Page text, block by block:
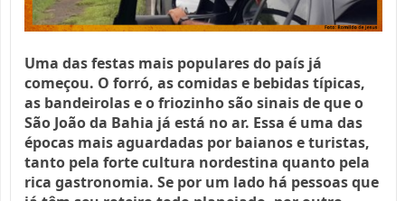
Uma das festas mais populares do país já
começou. O forró, as comidas e bebidas típicas,
as bandeirolas e o friozinho são sinais de que o
São João da Bahia já está no ar. Essa é uma das
épocas mais aguardadas por baianos e turistas,
tanto pela forte cultura nordestina quanto pela
rica gastronomia. Se por um lado há pessoas que